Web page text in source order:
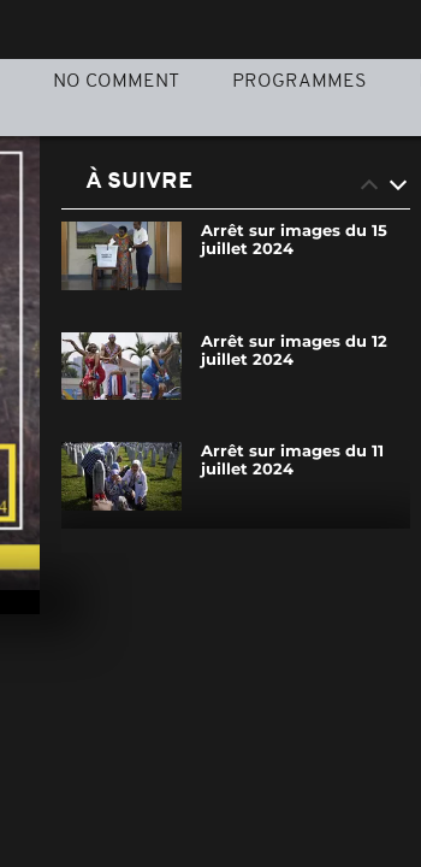
NO COMMENT PROGRAMMES
À SUIVRE
Arrêt sur images du 15
juillet 2024
Arrêt sur images du 12
juillet 2024
Arrêt sur images du 11
juillet 2024